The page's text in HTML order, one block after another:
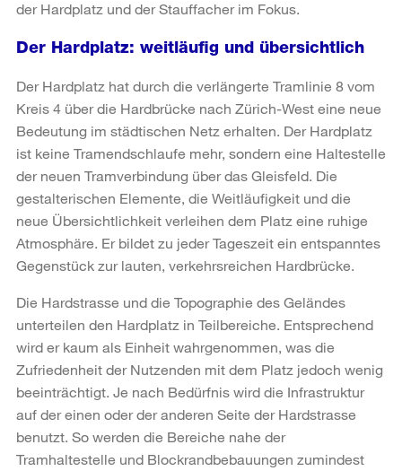
der Hardplatz und der Stauffacher im Fokus.
Der Hardplatz: weitläufig und übersichtlich
Der Hardplatz hat durch die verlängerte Tramlinie 8 vom
Kreis 4 über die Hardbrücke nach Zürich-West eine neue
Bedeutung im städtischen Netz erhalten. Der Hardplatz
ist keine Tramendschlaufe mehr, sondern eine Haltestelle
der neuen Tramverbindung über das Gleisfeld. Die
gestalterischen Elemente, die Weitläufigkeit und die
neue Übersichtlichkeit verleihen dem Platz eine ruhige
Atmosphäre. Er bildet zu jeder Tageszeit ein entspanntes
Gegenstück zur lauten, verkehrsreichen Hardbrücke.
Die Hardstrasse und die Topographie des Geländes
unterteilen den Hardplatz in Teilbereiche. Entsprechend
wird er kaum als Einheit wahrgenommen, was die
Zufriedenheit der Nutzenden mit dem Platz jedoch wenig
beeinträchtigt. Je nach Bedürfnis wird die Infrastruktur
auf der einen oder der anderen Seite der Hardstrasse
benutzt. So werden die Bereiche nahe der
Tramhaltestelle und Blockrandbebauungen zumindest